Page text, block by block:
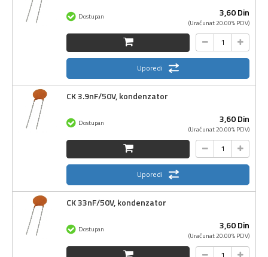
3,60Din
(Uračunat 20.00% PDV)
Dostupan
Uporedi
CK 3.9nF/50V, kondenzator
3,60Din
(Uračunat 20.00% PDV)
Dostupan
Uporedi
CK 33nF/50V, kondenzator
3,60Din
(Uračunat 20.00% PDV)
Dostupan